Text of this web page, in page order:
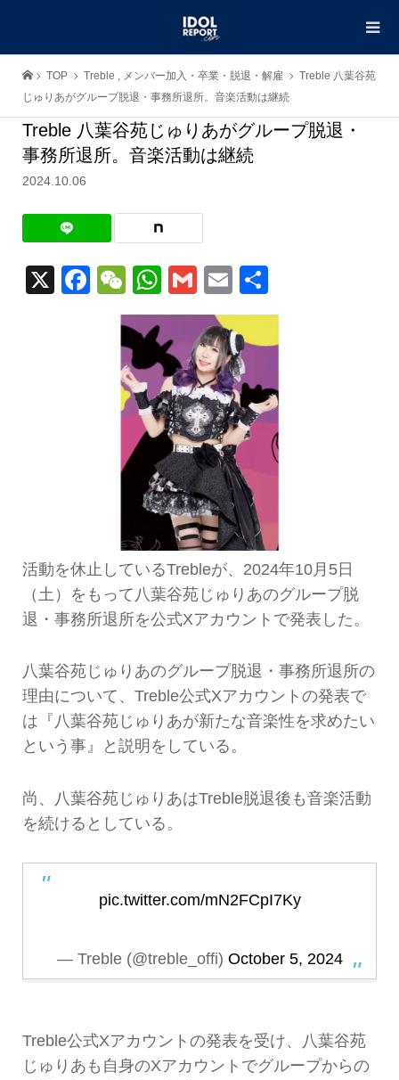
TOP Treble , メンバー加入・卒業・脱退・解雇
Treble 八葉谷苑
じゅりあがグループ脱退・事務所退所。音楽活動は継続
Treble 八葉谷苑じゅりあがグループ脱退・
事務所退所。音楽活動は継続
2024.10.06
X Facebook
WeChat
WhatsApp
GmailEmail
有
活動を休止しているTrebleが、2024年10月5日
（土）をもって八葉谷苑じゅりあのグループ脱
退・事務所退所を公式Xアカウントで発表した。
八葉谷苑じゅりあのグループ脱退・事務所退所の
理由について、Treble公式Xアカウントの発表で
は『八葉谷苑じゅりあが新たな音楽性を求めたい
という事』と説明をしている。
尚、八葉谷苑じゅりあはTreble脱退後も音楽活動
を続けるとしている。
pic.twitter.com/mN2FCpI7Ky
— Treble (@treble_offi) October 5, 2024
Treble公式Xアカウントの発表を受け、八葉谷苑
じゅりあも自身のXアカウントでグループからの